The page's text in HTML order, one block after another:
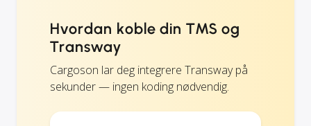
Hvordan koble din TMS og
Transway
Cargoson lar deg integrere Transway på
sekunder — ingen koding nødvendig.